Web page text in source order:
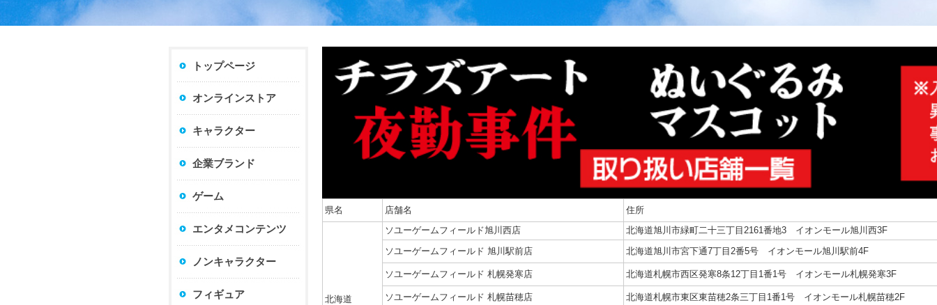
トップページ
オンラインストア
キャラクター
企業ブランド
ゲーム
エンタメコンテンツ
ノンキャラクター
フィギュア
県名 店舗名 住所
北海道
ソユーゲームフィールド旭川西店
北海道旭川市緑町二十三丁目2161番地3 イオンモール旭川西3F
ソユーゲームフィールド 旭川駅前店
北海道旭川市宮下通7丁目2番5号 イオンモール旭川駅前4F
ソユーゲームフィールド 札幌発寒店 北海道札幌市西区発寒8条12丁目1番1号 イオンモール札幌発寒3F
ソユーゲームフィールド 札幌苗穂店 北海道札幌市東区東苗穂2条三丁目1番1号 イオンモール札幌苗穂2F